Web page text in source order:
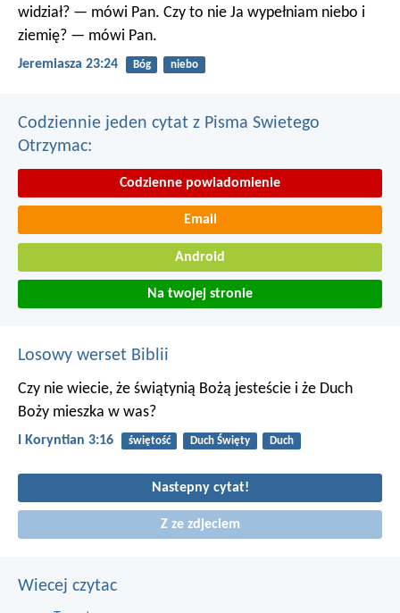
widział? — mówi Pan. Czy to nie Ja wypełniam niebo i
ziemię? — mówi Pan.
Jeremiasza 23:24 Bóg niebo
Codziennie jeden cytat z Pisma Swietego
Otrzymac:
Codzienne powiadomienie
Email
Android
Na twojej stronie
Losowy werset Biblii
Czy nie wiecie, że świątynią Bożą jesteście i że Duch
Boży mieszka w was?
I Koryntian 3:16 świętość Duch Święty Duch
Nastepny cytat!
Z ze zdjeciem
Wiecej czytac